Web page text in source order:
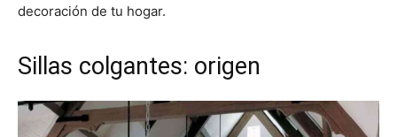
decoración de tu hogar.
Sillas colgantes: origen